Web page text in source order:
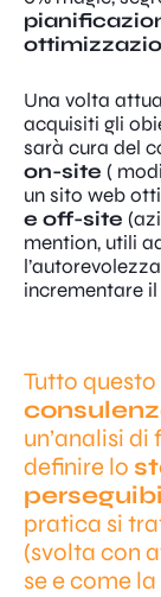
Una volta
acquisiti gli
sarà cura del
on-site (
un sito web
e off-site
mention, utili
incrementare
Tutto questo
un’analisi
definire lo
pratica si
(svolta con
se e come